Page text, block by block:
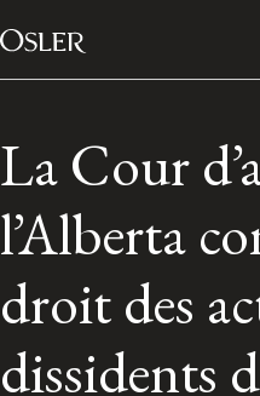
Passer au contenu
Main
La Cour
l’Alberta
droit des
dissidents